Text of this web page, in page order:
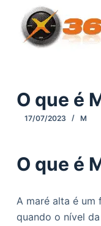
p
o
n
O que é
17/07/2023 M
O que é
A maré alta é um
quando o nível